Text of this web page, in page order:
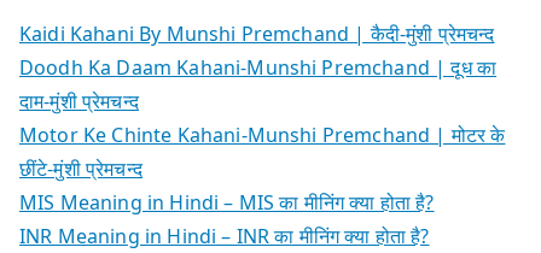
Kaidi Kahani By Munshi Premchand | कैदी-मुंशी प्रेमचन्द
Doodh Ka Daam Kahani-Munshi Premchand | दूध का
दाम-मुंशी प्रेमचन्द
Motor Ke Chinte Kahani-Munshi Premchand | मोटर के
छींटे-मुंशी प्रेमचन्द
MIS Meaning in Hindi – MIS का मीनिंग क्या होता है?
INR Meaning in Hindi – INR का मीनिंग क्या होता है?